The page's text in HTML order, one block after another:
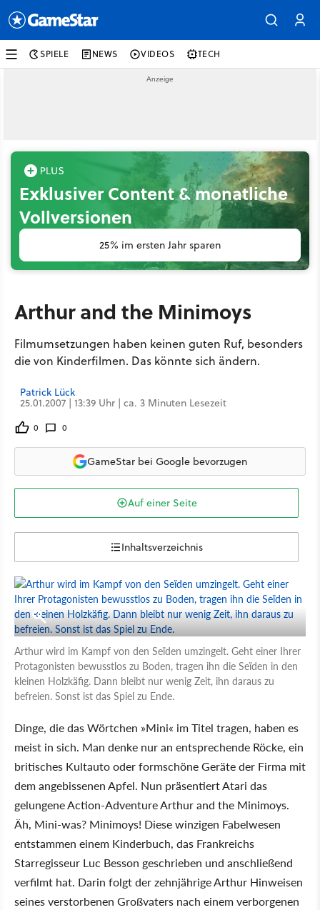
SPIELE NEWS VIDEOS TECH
Exklusiver Content & monatliche
Vollversionen
25% im ersten Jahr sparen
Arthur and the Minimoys
Filmumsetzungen haben keinen guten Ruf, besonders
die von Kinderfilmen. Das könnte sich ändern.
Patrick Lück
25.01.2007 | 13:39 Uhr | ca. 3 Minuten Lesezeit
0 0
GameStar bei Google bevorzugen
Auf einer Seite
Inhaltsverzeichnis
Arthur wird im Kampf von den Seïden umzingelt. Geht einer Ihrer
Protagonisten bewusstlos zu Boden, tragen ihn die Seïden in den
kleinen Holzkäfig. Dann bleibt nur wenig Zeit, ihn daraus zu
befreien. Sonst ist das Spiel zu Ende.
Dinge, die das Wörtchen »Mini« im Titel tragen, haben es
meist in sich. Man denke nur an entsprechende Röcke, ein
britisches Kultauto oder formschöne Geräte der Firma mit
dem angebissenen Apfel. Nun präsentiert Atari das
gelungene Action-Adventure Arthur and the Minimoys.
Äh, Mini-was? Minimoys! Diese winzigen Fabelwesen
entstammen einem Kinderbuch, das Frankreichs
Starregisseur Luc Besson geschrieben und anschließend
verfilmt hat. Darin folgt der zehnjährige Arthur Hinweisen
seines verstorbenen Großvaters nach einem verborgenen